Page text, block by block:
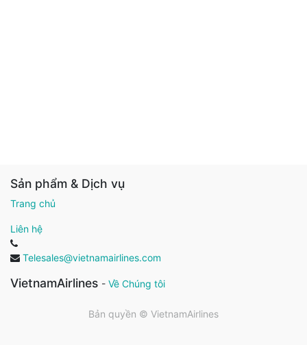
Sản phẩm & Dịch vụ
Trang chủ
Liên hệ
Telesales@vietnamairlines.com
VietnamAirlines - Về Chúng tôi
Bản quyền © VietnamAirlines